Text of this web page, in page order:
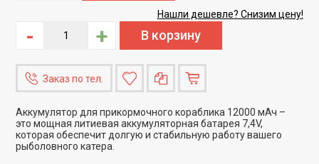
Нашли дешевле? Снизим цену!
- +
Заказ по тел.
Аккумулятор для прикормочного кораблика 12000 мАч –
это мощная литиевая аккумуляторная батарея 7,4V,
которая обеспечит долгую и стабильную работу вашего
рыболовного катера.